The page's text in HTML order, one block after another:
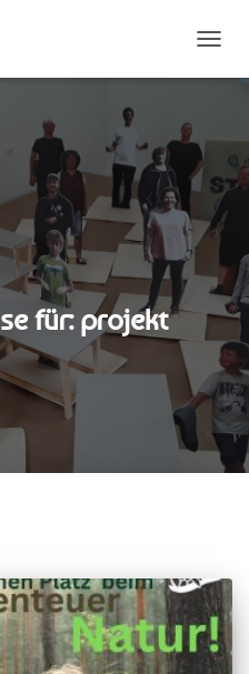
für: projekt